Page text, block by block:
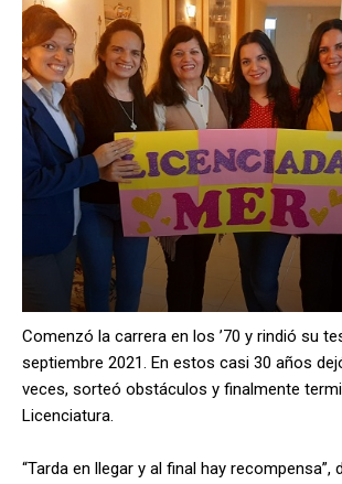
Comenzó la carrera en los ’70 y rindió su
septiembre 2021. En estos casi 30 años
veces, sorteó obstáculos y finalmente
Licenciatura.
“Tarda en llegar y al final hay recompensa”,